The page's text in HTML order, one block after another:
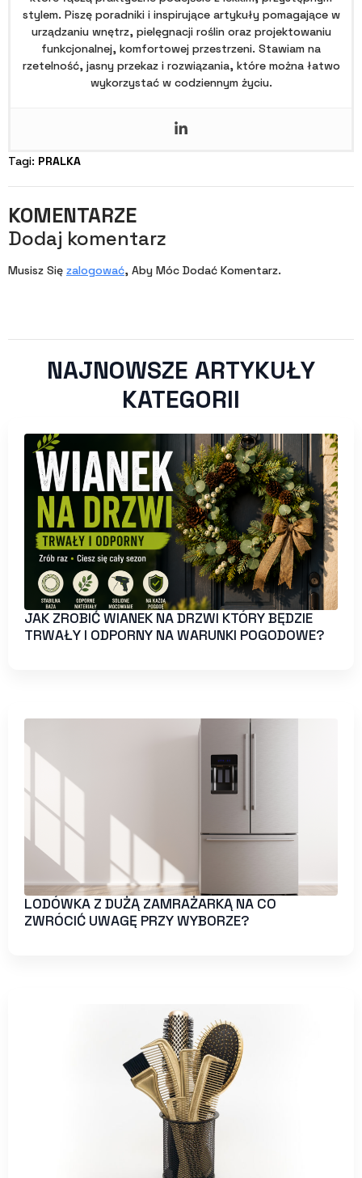
stylem. Piszę poradniki i inspirujące artykuły pomagające w
urządzaniu wnętrz, pielęgnacji roślin oraz projektowaniu
funkcjonalnej, komfortowej przestrzeni. Stawiam na
rzetelność, jasny przekaz i rozwiązania, które można łatwo
wykorzystać w codziennym życiu.
Tagi: PRALKA
KOMENTARZE
Dodaj komentarz
Musisz Się zalogować, Aby Móc Dodać Komentarz.
NAJNOWSZE ARTYKUŁY
KATEGORII
JAK ZROBIĆ WIANEK NA DRZWI KTÓRY BĘDZIE
TRWAŁY I ODPORNY NA WARUNKI POGODOWE?
LODÓWKA Z DUŻĄ ZAMRAŻARKĄ NA CO
ZWRÓCIĆ UWAGĘ PRZY WYBORZE?